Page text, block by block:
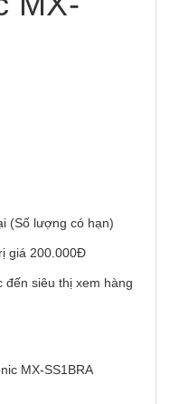
(Số lượng có hạn)
giá 200.000Đ
đến siêu thị xem hàng